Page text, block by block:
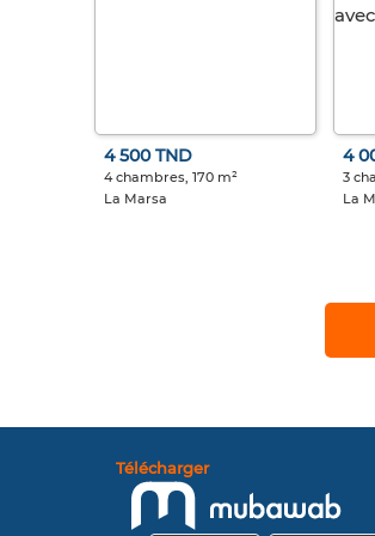
4 500 TND
4 chambres, 170 m²
La Marsa
4
3
La
Télécharger